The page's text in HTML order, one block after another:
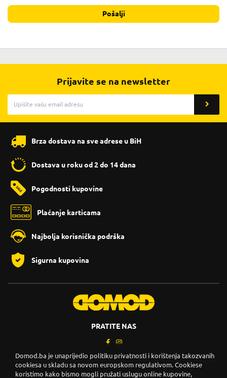
Pošalji
Prijavite se na newsletter
Brza dostava na sve adrese u BiH
Dostava u roku od 2 do 14 dana
Pogodnosti kupovine
Plaćanje karticama
Najbolja korisnička podrška
Sigurna kupovina
PRATITE NAS
Domod.ba je unaprijedio politiku privatnosti i korištenja takozvanih
cookiesa u skladu sa novom europskom regulativom. Cookiese
koristimo kako bismo mogli pružati uslugu online kupovine,